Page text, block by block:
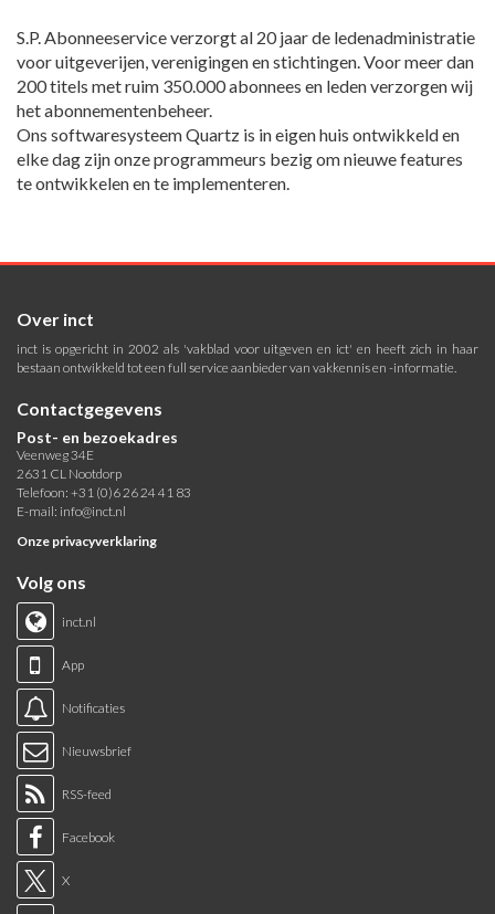
S.P. Abonneeservice verzorgt al 20 jaar de ledenadministratie
voor uitgeverijen, verenigingen en stichtingen. Voor meer dan
200 titels met ruim 350.000 abonnees en leden verzorgen wij
het abonnementenbeheer.
Ons softwaresysteem Quartz is in eigen huis ontwikkeld en
elke dag zijn onze programmeurs bezig om nieuwe features
te ontwikkelen en te implementeren.
Over inct
inct is opgericht in 2002 als 'vakblad voor uitgeven en ict' en heeft zich in haar
bestaan ontwikkeld tot een full service aanbieder van vakkennis en -informatie.
Contactgegevens
Post- en bezoekadres
Veenweg 34E
2631 CL Nootdorp
Telefoon: +31 (0)6 26 24 41 83
E-mail: info@inct.nl
Onze privacyverklaring
Volg ons
inct.nl
App
Notificaties
Nieuwsbrief
RSS-feed
Facebook
X